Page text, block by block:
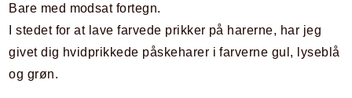
Bare med modsat fortegn.
I stedet for at lave farvede prikker på harerne, har jeg
givet dig hvidprikkede påskeharer i farverne gul, lyseblå
og grøn.